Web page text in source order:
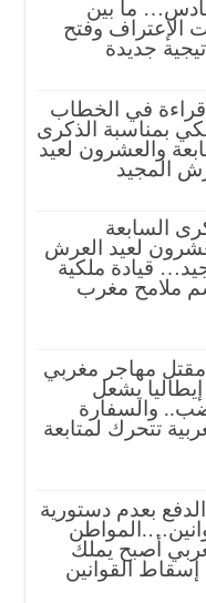
ما بين
الإعتراف وفتح
جديدة
قراءة في الخطاب
بمناسبة الذكرى
والعشرون لعيد
المجيد
السابعة
لعيد العرش
قيادة ملكية
ملامح مغرب
مقتل مهاجر مغربي
يشعل
والسفارة
تتحرك لمتابعة
الدفع بعدم دستورية
أصبح يملك
القوانين